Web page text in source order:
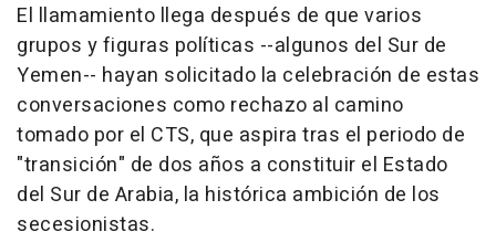
El llamamiento llega después de que varios
grupos y figuras políticas --algunos del Sur de
Yemen-- hayan solicitado la celebración de estas
conversaciones como rechazo al camino
tomado por el CTS, que aspira tras el periodo de
"transición" de dos años a constituir el Estado
del Sur de Arabia, la histórica ambición de los
secesionistas.